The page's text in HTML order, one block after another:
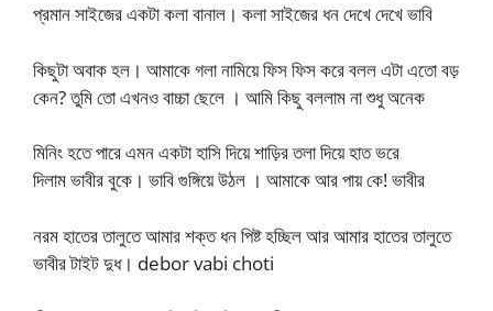
প্রমান সাইজের একটা কলা বানাল। কলা সাইজের ধন দেখে দেখে ভাবি
কিছুটা অবাক হল। আমাকে গলা নামিয়ে ফিস ফিস করে বলল এটা এতো বড়
কেন? তুমি তো এখনও বাচ্চা ছেলে । আমি কিছু বললাম না শুধু অনেক
মিনিং হতে পারে এমন একটা হাসি দিয়ে শাড়ির তলা দিয়ে হাত ভরে
দিলাম ভাবীর বুকে। ভাবি গুঙ্গিয়ে উঠল । আমাকে আর পায় কে! ভাবীর
নরম হাতের তালুতে আমার শক্ত ধন পিষ্ট হচ্ছিল আর আমার হাতের তালুতে
ভাবীর টাইট দুধ। debor vabi choti